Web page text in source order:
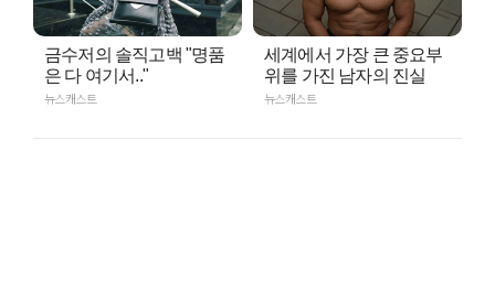
금수저의 솔직고백 "명품
은 다 여기서.."
뉴스캐스트
세계에서 가장 큰 중요부
위를 가진 남자의 진실
뉴스캐스트